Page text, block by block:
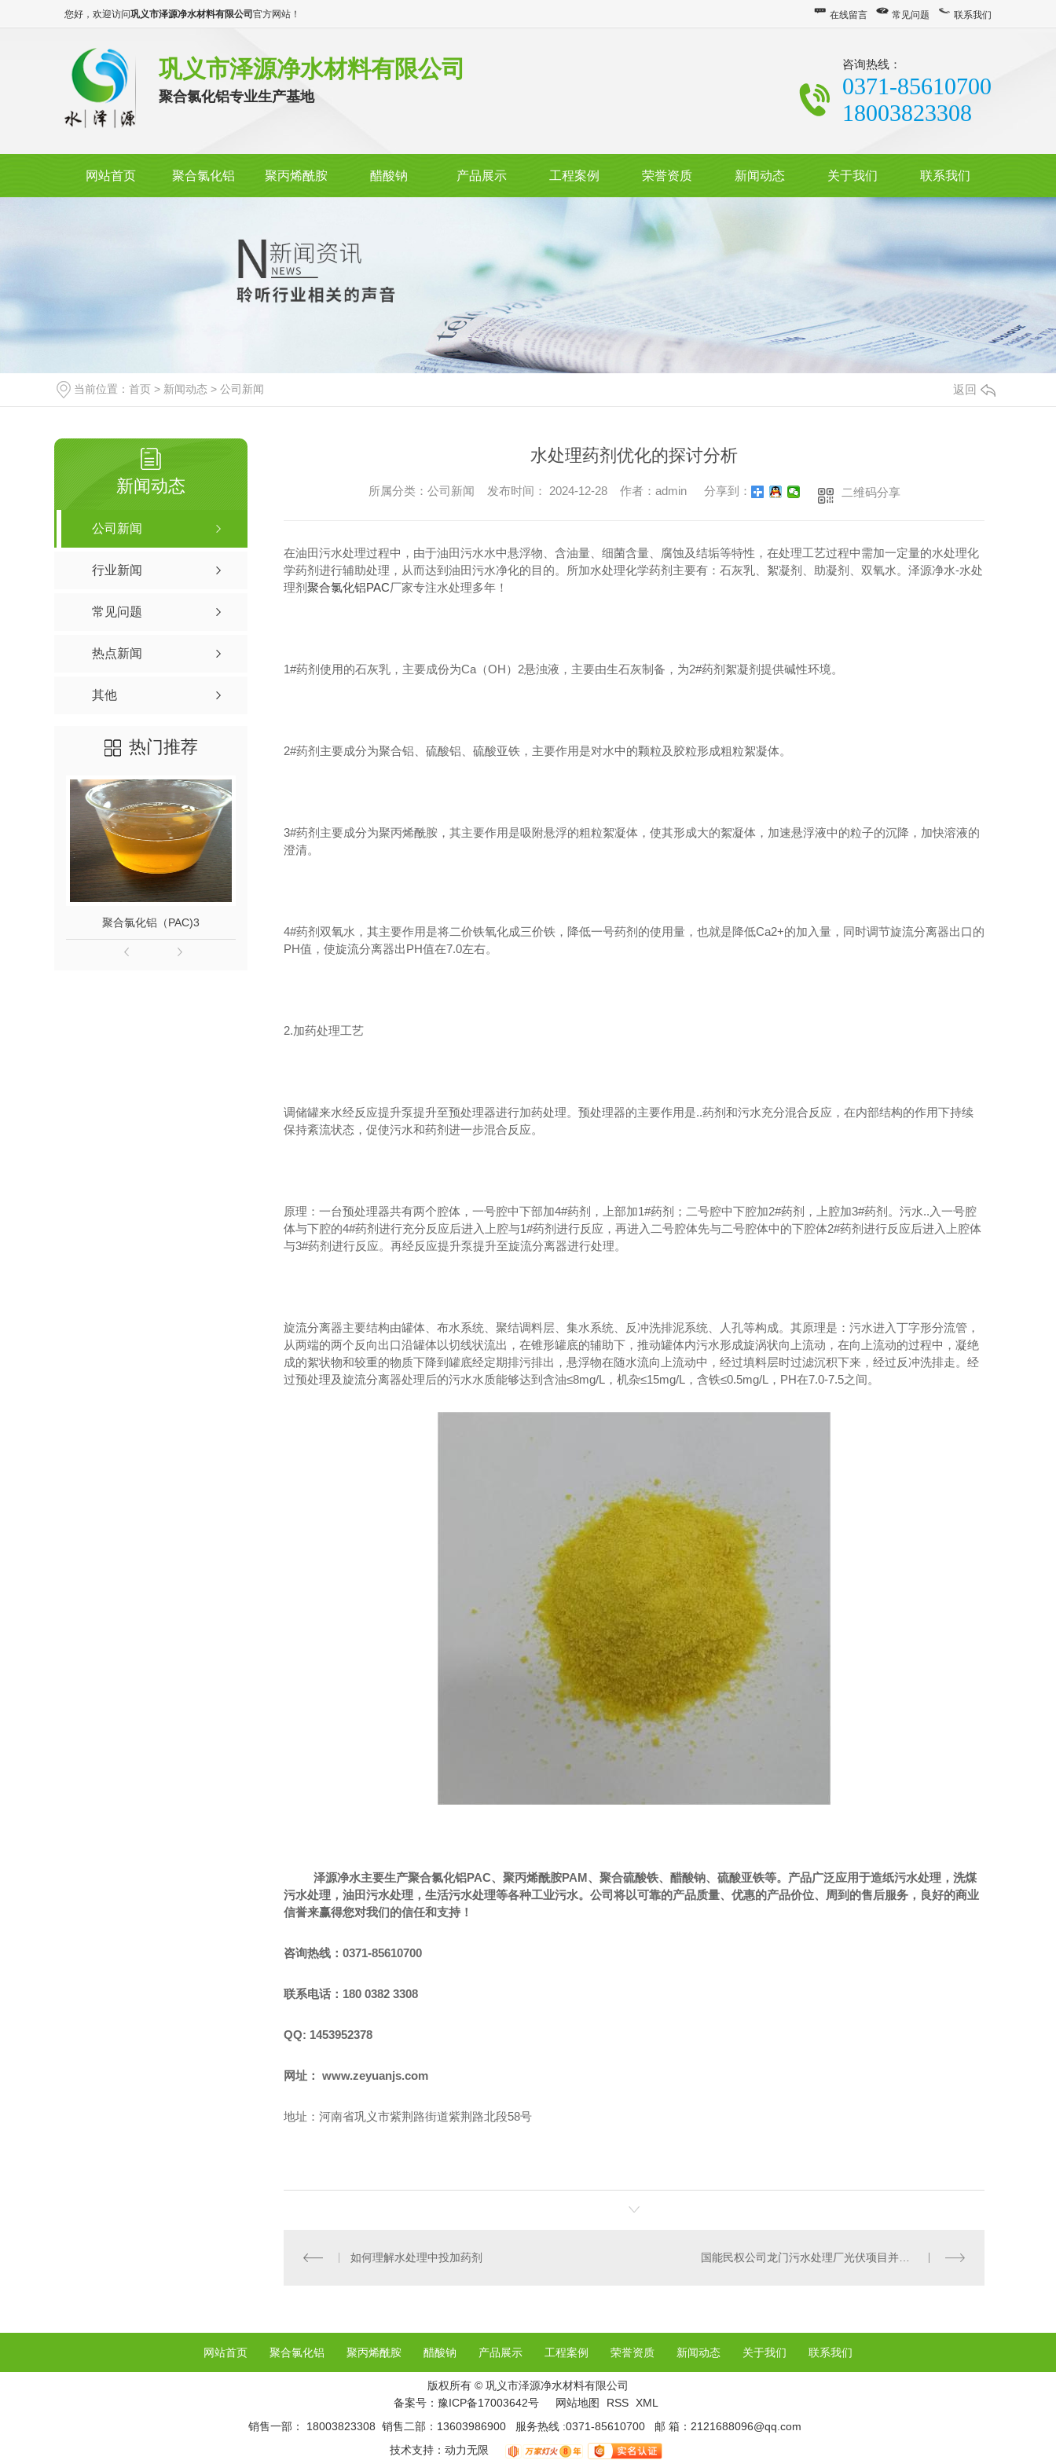
您好，欢迎访问巩义市泽源净水材料有限公司 官方网站！ 在线留言 常见问题 联系我们
巩义市泽源净水材料有限公司
聚合氯化铝专业生产基地
咨询热线：
0371-85610700
18003823308
网站首页 聚合氯化铝 聚丙烯酰胺 醋酸钠 产品展示 工程案例 荣誉资质 新闻动态 关于我们 联系我们
当前位置： 首页 > 新闻动态 > 公司新闻 返回
新闻动态
公司新闻
行业新闻
常见问题
热点新闻
其他
热门推荐
聚合氯化铝（PAC)3
水处理药剂优化的探讨分析
所属分类：公司新闻 发布时间： 2024-12-28 作者：admin 分享到： 二维码分享
在油田污水处理过程中，由于油田污水水中悬浮物、含油量、细菌含量、腐蚀及结垢等特性，在处理工艺过程中需加一定量的水处理化
学药剂进行辅助处理，从而达到油田污水净化的目的。所加水处理化学药剂主要有：石灰乳、絮凝剂、助凝剂、双氧水。泽源净水-水处
理剂聚合氯化铝PAC厂家专注水处理多年！
1#药剂使用的石灰乳，主要成份为Ca（OH）2悬浊液，主要由生石灰制备，为2#药剂絮凝剂提供碱性环境。
2#药剂主要成分为聚合铝、硫酸铝、硫酸亚铁，主要作用是对水中的颗粒及胶粒形成粗粒絮凝体。
3#药剂主要成分为聚丙烯酰胺，其主要作用是吸附悬浮的粗粒絮凝体，使其形成大的絮凝体，加速悬浮液中的粒子的沉降，加快溶液的
澄清。
4#药剂双氧水，其主要作用是将二价铁氧化成三价铁，降低一号药剂的使用量，也就是降低Ca2+的加入量，同时调节旋流分离器出口的
PH值，使旋流分离器出PH值在7.0左右。
2.加药处理工艺
调储罐来水经反应提升泵提升至预处理器进行加药处理。预处理器的主要作用是..药剂和污水充分混合反应，在内部结构的作用下持续
保持紊流状态，促使污水和药剂进一步混合反应。
原理：一台预处理器共有两个腔体，一号腔中下部加4#药剂，上部加1#药剂；二号腔中下腔加2#药剂，上腔加3#药剂。污水..入一号腔
体与下腔的4#药剂进行充分反应后进入上腔与1#药剂进行反应，再进入二号腔体先与二号腔体中的下腔体2#药剂进行反应后进入上腔体
与3#药剂进行反应。再经反应提升泵提升至旋流分离器进行处理。
旋流分离器主要结构由罐体、布水系统、聚结调料层、集水系统、反冲洗排泥系统、人孔等构成。其原理是：污水进入丁字形分流管，
从两端的两个反向出口沿罐体以切线状流出，在锥形罐底的辅助下，推动罐体内污水形成旋涡状向上流动，在向上流动的过程中，凝绝
成的絮状物和较重的物质下降到罐底经定期排污排出，悬浮物在随水流向上流动中，经过填料层时过滤沉积下来，经过反冲洗排走。经
过预处理及旋流分离器处理后的污水水质能够达到含油≤8mg/L，机杂≤15mg/L，含铁≤0.5mg/L，PH在7.0-7.5之间。
泽源净水主要生产聚合氯化铝PAC、聚丙烯酰胺PAM、聚合硫酸铁、醋酸钠、硫酸亚铁等。产品广泛应用于造纸污水处理，洗煤
污水处理，油田污水处理，生活污水处理等各种工业污水。公司将以可靠的产品质量、优惠的产品价位、周到的售后服务，良好的商业
信誉来赢得您对我们的信任和支持！
咨询热线：0371-85610700
联系电话： 180 0382 3308
QQ: 1453952378
网址 ： www.zeyuanjs.com
地址：河南省巩义市紫荆路街道紫荆路北段58号
如何理解水处理中投加药剂 国能民权公司龙门污水处理厂光伏项目并网发电
网站首页 聚合氯化铝 聚丙烯酰胺 醋酸钠 产品展示 工程案例 荣誉资质 新闻动态 关于我们 联系我们
版权所有 © 巩义市泽源净水材料有限公司
备案号： 豫ICP备17003642号 网站地图 RSS XML
销售一部： 18003823308 销售二部：13603986900 服务热线 :0371-85610700 邮 箱：2121688096@qq.com
技术支持： 动力无限